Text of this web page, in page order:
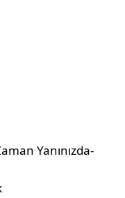
Yanınızda-